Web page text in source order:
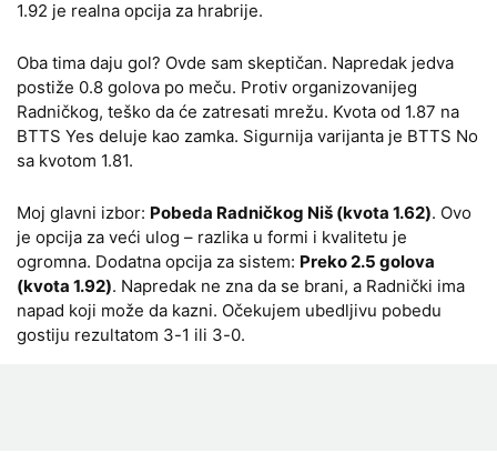
1.92 je realna opcija za hrabrije.
Oba tima daju gol? Ovde sam skeptičan. Napredak jedva
postiže 0.8 golova po meču. Protiv organizovanijeg
Radničkog, teško da će zatresati mrežu. Kvota od 1.87 na
BTTS Yes deluje kao zamka. Sigurnija varijanta je BTTS No
sa kvotom 1.81.
Moj glavni izbor: Pobeda Radničkog Niš (kvota 1.62). Ovo
je opcija za veći ulog – razlika u formi i kvalitetu je
ogromna. Dodatna opcija za sistem: Preko 2.5 golova
(kvota 1.92). Napredak ne zna da se brani, a Radnički ima
napad koji može da kazni. Očekujem ubedljivu pobedu
gostiju rezultatom 3-1 ili 3-0.